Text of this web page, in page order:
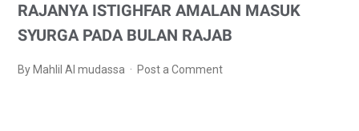
RAJANYA ISTIGHFAR AMALAN MASUK
SYURGA PADA BULAN RAJAB
By Mahlil Al mudassa Post a Comment